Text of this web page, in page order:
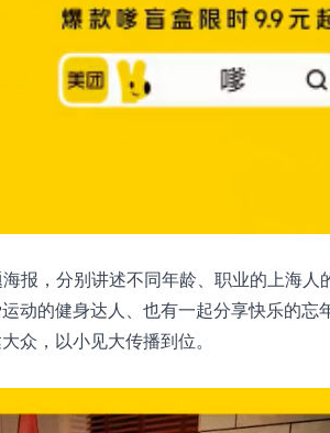
报，分别讲述不同年龄、职业的上海
动的健身达人、也有一起分享快乐的
众，以小见大传播到位。